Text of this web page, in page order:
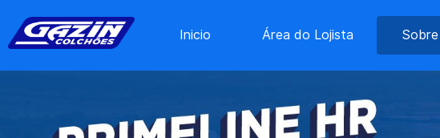
Inicio Área do Lojista Sobre